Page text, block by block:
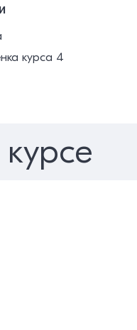
курса 4